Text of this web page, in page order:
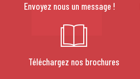
Envoyez nous un message !
Téléchargez nos brochures